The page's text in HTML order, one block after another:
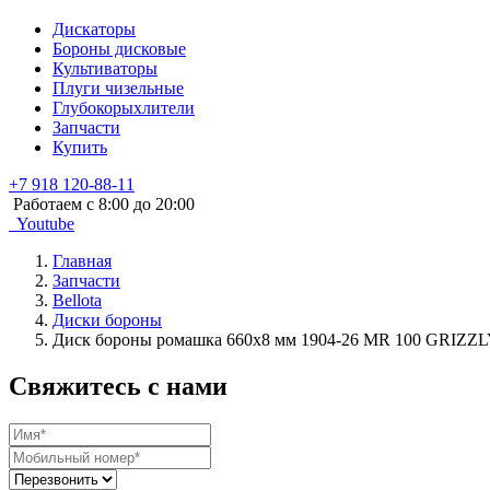
Дискаторы
Бороны дисковые
Культиваторы
Плуги чизельные
Глубокорыхлители
Запчасти
Купить
+7 918 120-88-11
Работаем c 8:00 до 20:00
Youtube
Главная
Запчасти
Bellota
Диски бороны
Диск бороны ромашка 660х8 мм 1904-26 MR 100
Свяжитесь с нами